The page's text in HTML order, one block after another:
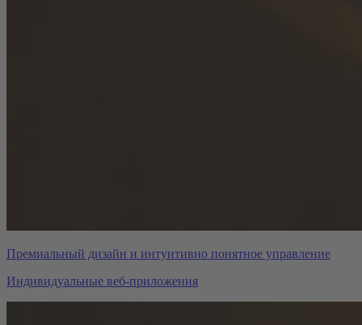
Премиальный дизайн и интуитивно понятное управление
Индивидуальные веб-приложения